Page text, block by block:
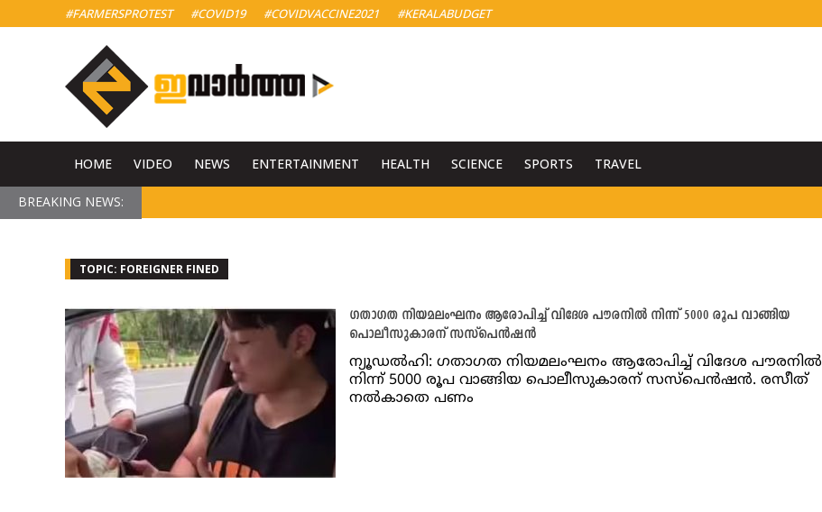
#FARMERSPROTEST #COVID19 #COVIDVACCINE2021 #KERALABUDGET
HOME VIDEO NEWS ENTERTAINMENT HEALTH SCIENCE SPORTS TRAVEL
BREAKING NEWS:
TOPIC: FOREIGNER FINED
ഗതാഗത നിയമലംഘനം ആരോപിച്ച് വിദേശ പൗരനില്‍ നിന്ന് 5000 രൂപ വാങ്ങിയ
പൊലീസുകാരന് സസ്‍പെന്‍ഷന്‍
ന്യൂഡല്‍ഹി: ഗതാഗത നിയമലംഘനം ആരോപിച്ച് വിദേശ പൗരനില്‍
നിന്ന് 5000 രൂപ വാങ്ങിയ പൊലീസുകാരന് സസ്‍പെന്‍ഷന്‍. രസീത്
നല്‍കാതെ പണം